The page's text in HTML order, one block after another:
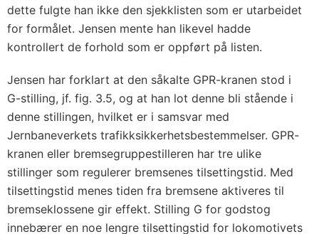
dette fulgte han ikke den sjekklisten som er utarbeidet
for formålet. Jensen mente han likevel hadde
kontrollert de forhold som er oppført på listen.
Jensen har forklart at den såkalte GPR-kranen stod i
G-stilling, jf. fig. 3.5, og at han lot denne bli stående i
denne stillingen, hvilket er i samsvar med
Jernbaneverkets trafikksikkerhetsbestemmelser. GPR-
kranen eller bremsegruppestilleren har tre ulike
stillinger som regulerer bremsenes tilsettingstid. Med
tilsettingstid menes tiden fra bremsene aktiveres til
bremseklossene gir effekt. Stilling G for godstog
innebærer en noe lengre tilsettingstid for lokomotivets